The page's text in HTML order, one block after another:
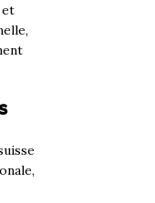
et